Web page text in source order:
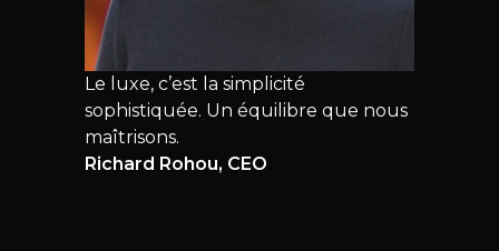
Le luxe, c’est la simplicité
sophistiquée. Un équilibre que nous
maîtrisons.
Richard Rohou, CEO